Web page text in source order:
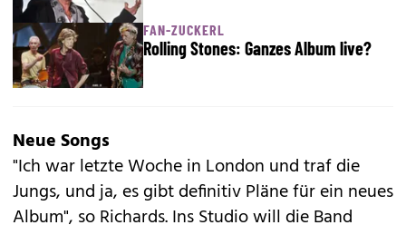
FAN-ZUCKERL
Rolling Stones: Ganzes Album live?
Neue Songs
"Ich war letzte Woche in London und traf die
Jungs, und ja, es gibt definitiv Pläne für ein neues
Album", soRichards. Ins Studio will die Band